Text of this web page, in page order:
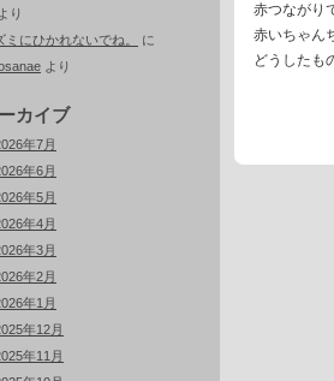
より
ミにひかれないでね。
に
より
カイブ
年7月
年6月
年5月
年4月
年3月
年2月
年1月
年12月
年11月
赤つながり
赤いちゃん
どうしたも